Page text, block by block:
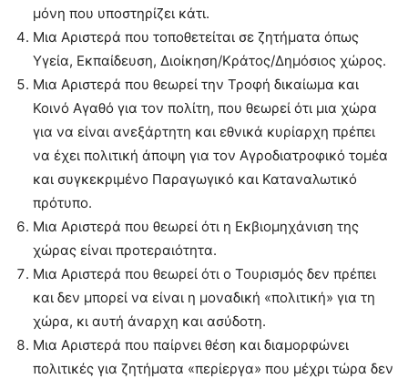
μόνη που υποστηρίζει κάτι.
Μια Αριστερά που τοποθετείται σε ζητήματα όπως
Υγεία, Εκπαίδευση, Διοίκηση/Κράτος/Δημόσιος χώρος.
Μια Αριστερά που θεωρεί την Τροφή δικαίωμα και
Κοινό Αγαθό για τον πολίτη, που θεωρεί ότι μια χώρα
για να είναι ανεξάρτητη και εθνικά κυρίαρχη πρέπει
να έχει πολιτική άποψη για τον Αγροδιατροφικό τομέα
και συγκεκριμένο Παραγωγικό και Καταναλωτικό
πρότυπο.
Μια Αριστερά που θεωρεί ότι η Εκβιομηχάνιση της
χώρας είναι προτεραιότητα.
Μια Αριστερά που θεωρεί ότι ο Τουρισμός δεν πρέπει
και δεν μπορεί να είναι η μοναδική «πολιτική» για τη
χώρα, κι αυτή άναρχη και ασύδοτη.
Μια Αριστερά που παίρνει θέση και διαμορφώνει
πολιτικές για ζητήματα «περίεργα» που μέχρι τώρα δεν